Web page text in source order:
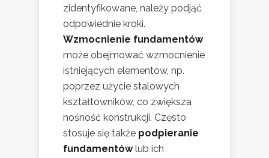
zidentyfikowane, należy podjąć
odpowiednie kroki.
Wzmocnienie fundamentów
może obejmować wzmocnienie
istniejących elementów, np.
poprzez użycie stalowych
kształtowników, co zwiększa
nośność konstrukcji. Często
stosuje się także podpieranie
fundamentówlub ich